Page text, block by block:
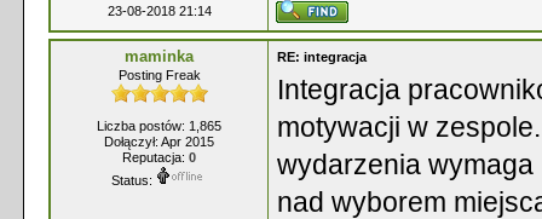
23-08-2018 21:14
maminka
Posting Freak
Liczba postów: 1,865
Dołączył: Apr 2015
Reputacja: 0
Status:
RE: integracja
Integracja
motywacji w
wydarzenia wymaga
nad wyborem